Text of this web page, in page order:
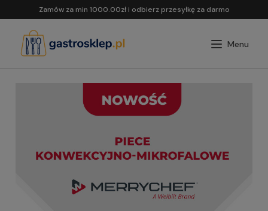
Zamów za min 1000.00zł i odbierz przesyłkę za darmo